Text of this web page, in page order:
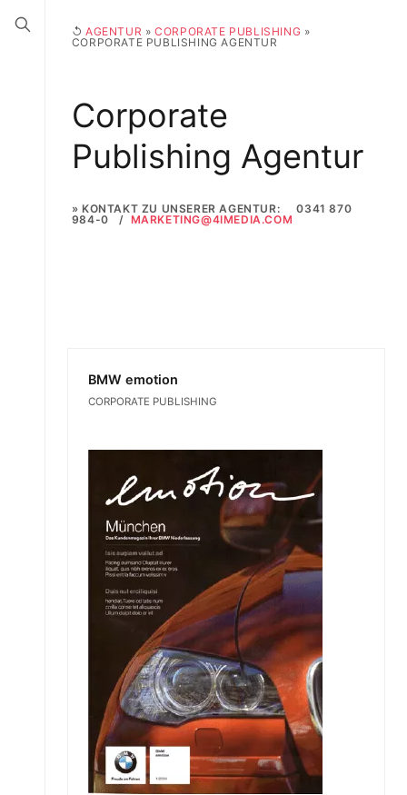
↺AGENTUR »CORPORATE PUBLISHING »
CORPORATE PUBLISHING AGENTUR
Corporate
Publishing Agentur
» KONTAKT ZU UNSERER AGENTUR:
0341 870
984-0
/ MARKETING@4IMEDIA.COM
BMW emotion
CORPORATE PUBLISHING